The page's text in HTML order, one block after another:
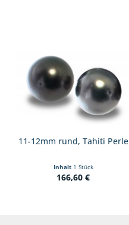
11-12mm rund, Tahiti Perle
Inhalt 1 Stück
166,60 €